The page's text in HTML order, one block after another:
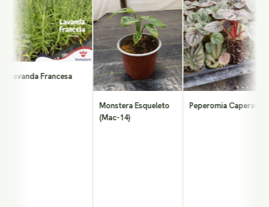
Francesa
Monstera Esqueleto
(Mac-14)
Peperomia Caperata